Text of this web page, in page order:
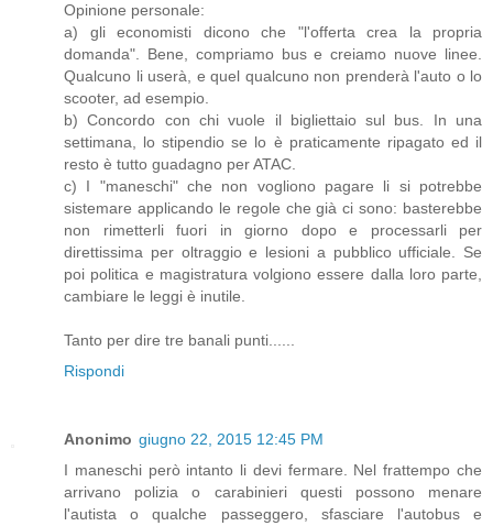
Opinione personale:
a) gli economisti dicono che "l'offerta crea la propria
domanda". Bene, compriamo bus e creiamo nuove linee.
Qualcuno li userà, e quel qualcuno non prenderà l'auto o lo
scooter, ad esempio.
b) Concordo con chi vuole il bigliettaio sul bus. In una
settimana, lo stipendio se lo è praticamente ripagato ed il
resto è tutto guadagno per ATAC.
c) I "maneschi" che non vogliono pagare li si potrebbe
sistemare applicando le regole che già ci sono: basterebbe
non rimetterli fuori in giorno dopo e processarli per
direttissima per oltraggio e lesioni a pubblico ufficiale. Se
poi politica e magistratura volgiono essere dalla loro parte,
cambiare le leggi è inutile.
Tanto per dire tre banali punti......
Rispondi
Anonimo giugno 22, 2015 12:45 PM
I maneschi però intanto li devi fermare. Nel frattempo che
arrivano polizia o carabinieri questi possono menare
l'autista o qualche passeggero, sfasciare l'autobus e